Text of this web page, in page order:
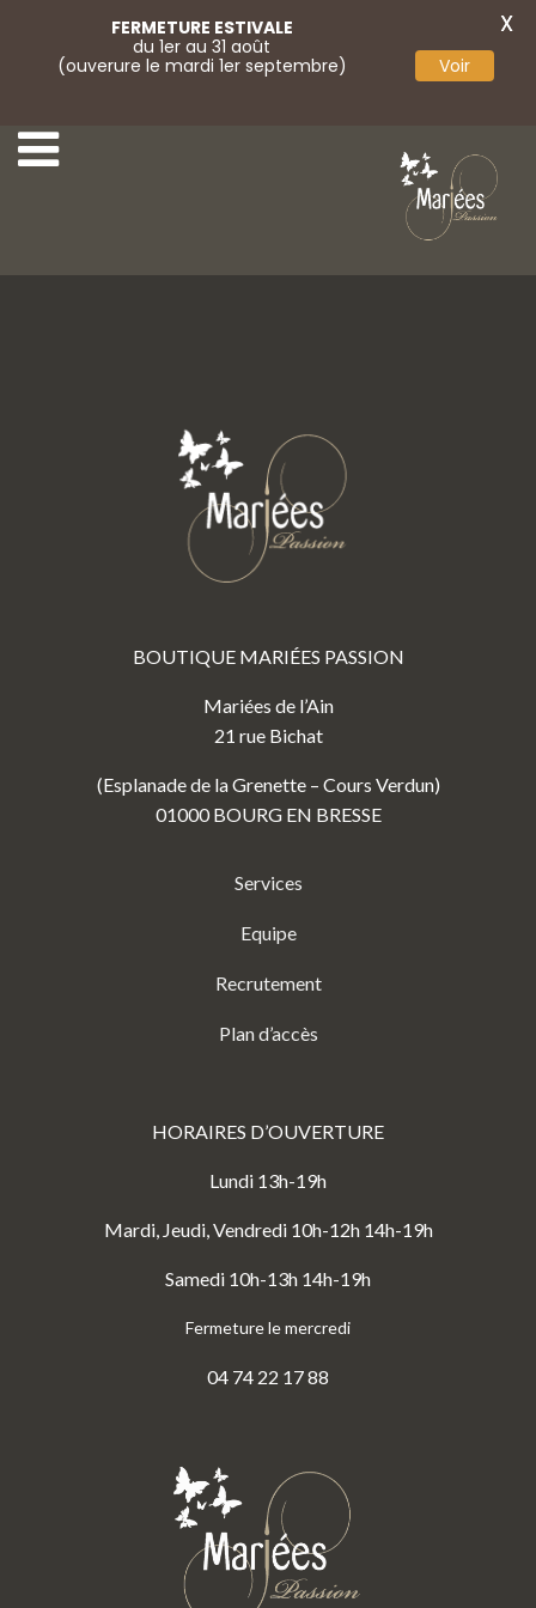
BOUTIQUE MARIÉES PASSION
Mariées de l’Ain
21 rue Bichat
(Esplanade de la Grenette – Cours Verdun)
01000 BOURG EN BRESSE
Services
Equipe
Recrutement
Plan d’accès
HORAIRES D’OUVERTURE
Lundi 13h-19h
Mardi, Jeudi, Vendredi 10h-12h 14h-19h
Samedi 10h-13h 14h-19h
Fermeture le mercredi
04 74 22 17 88
FERMETURE ESTIVALE
du 1er au 31 août
(ouverure le mardi 1er septembre)
Voir
X